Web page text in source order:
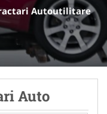
Autoutilitare
Auto